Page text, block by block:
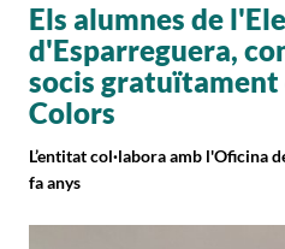
Els alumnes de
d'Esparreguera,
socis gratuïtament
Colors
L’entitat col·labora amb l'Oficina
fa anys